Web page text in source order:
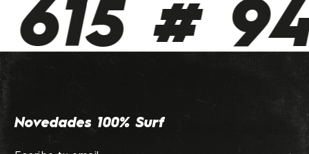
#
Novedades 100% Surf